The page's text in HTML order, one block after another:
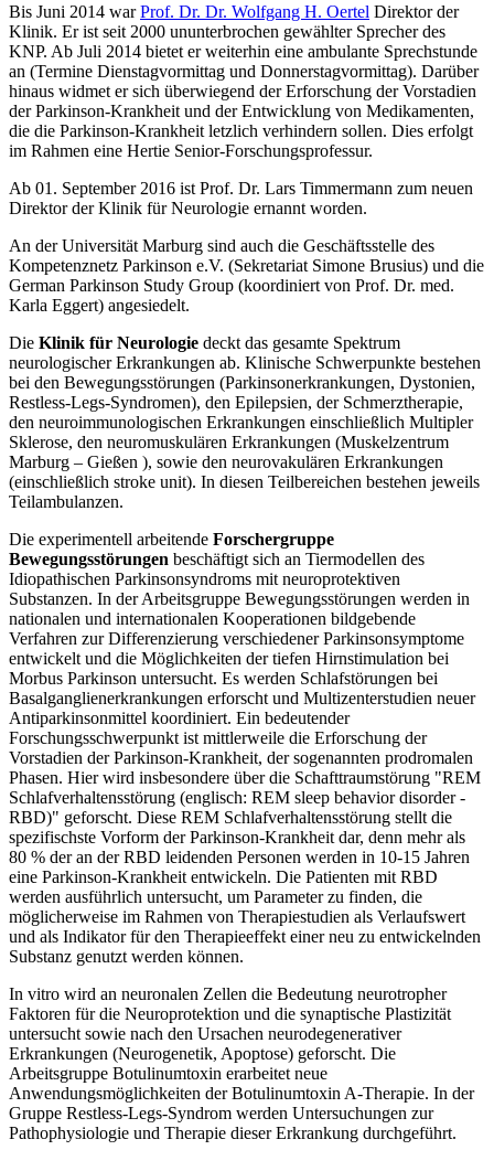
Bis Juni 2014 warProf. Dr. Dr. Wolfgang H. Oertel Direktor der
Klinik. Er ist seit 2000 ununterbrochen gewählter Sprecher des
KNP. Ab Juli 2014 bietet er weiterhin eine ambulante Sprechstunde
an (Termine Dienstagvormittag und Donnerstagvormittag). Darüber
hinaus widmet er sich überwiegend der Erforschung der Vorstadien
der Parkinson-Krankheit und der Entwicklung von Medikamenten,
die die Parkinson-Krankheit letzlich verhindern sollen. Dies erfolgt
im Rahmen eine Hertie Senior-Forschungsprofessur.
Ab 01. September 2016 ist Prof. Dr. Lars Timmermann zum neuen
Direktor der Klinik für Neurologie ernannt worden.
An der Universität Marburg sind auch die Geschäftsstelle des
Kompetenznetz Parkinson e.V. (Sekretariat Simone Brusius) und die
German Parkinson Study Group (koordiniert von Prof. Dr. med.
Karla Eggert) angesiedelt.
Die Klinik für Neurologie deckt das gesamte Spektrum
neurologischer Erkrankungen ab. Klinische Schwerpunkte bestehen
bei den Bewegungsstörungen (Parkinsonerkrankungen, Dystonien,
Restless-Legs-Syndromen), den Epilepsien, der Schmerztherapie,
den neuroimmunologischen Erkrankungen einschließlich Multipler
Sklerose, den neuromuskulären Erkrankungen (Muskelzentrum
Marburg – Gießen ), sowie den neurovakulären Erkrankungen
(einschließlich stroke unit). In diesen Teilbereichen bestehen jeweils
Teilambulanzen.
Die experimentell arbeitende Forschergruppe
Bewegungsstörungen beschäftigt sich an Tiermodellen des
Idiopathischen Parkinsonsyndroms mit neuroprotektiven
Substanzen. In der Arbeitsgruppe Bewegungsstörungen werden in
nationalen und internationalen Kooperationen bildgebende
Verfahren zur Differenzierung verschiedener Parkinsonsymptome
entwickelt und die Möglichkeiten der tiefen Hirnstimulation bei
Morbus Parkinson untersucht. Es werden Schlafstörungen bei
Basalganglienerkrankungen erforscht und Multizenterstudien neuer
Antiparkinsonmittel koordiniert. Ein bedeutender
Forschungsschwerpunkt ist mittlerweile die Erforschung der
Vorstadien der Parkinson-Krankheit, der sogenannten prodromalen
Phasen. Hier wird insbesondere über die Schafttraumstörung "REM
Schlafverhaltensstörung (englisch: REM sleep behavior disorder -
RBD)" geforscht. Diese REM Schlafverhaltensstörung stellt die
spezifischste Vorform der Parkinson-Krankheit dar, denn mehr als
80 % der an der RBD leidenden Personen werden in 10-15 Jahren
eine Parkinson-Krankheit entwickeln. Die Patienten mit RBD
werden ausführlich untersucht, um Parameter zu finden, die
möglicherweise im Rahmen von Therapiestudien als Verlaufswert
und als Indikator für den Therapieeffekt einer neu zu entwickelnden
Substanz genutzt werden können.
In vitro wird an neuronalen Zellen die Bedeutung neurotropher
Faktoren für die Neuroprotektion und die synaptische Plastizität
untersucht sowie nach den Ursachen neurodegenerativer
Erkrankungen (Neurogenetik, Apoptose) geforscht. Die
Arbeitsgruppe Botulinumtoxin erarbeitet neue
Anwendungsmöglichkeiten der Botulinumtoxin A-Therapie. In der
Gruppe Restless-Legs-Syndrom werden Untersuchungen zur
Pathophysiologie und Therapie dieser Erkrankung durchgeführt.